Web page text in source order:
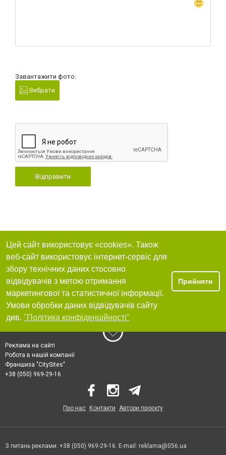
Завантажити фото:
Вибрати
Відправити
Цей сайт використовує «cookies». Також
веб-сайт використовує інтернет-сервіс для
збору технічних даних стосовно
відвідувачів з метою отримання
маркетингової та статистичної інформації.
Умови обробки даних відвідувачів сайту
див. "Політика конфіденційності"
Прийняти
Реклама на сайті
Робота в нашій компанії
Франшиза "CitySites"
+38 (050) 969-29-16
Про нас Контакти Автори проєкту
З питань реклами: +38 (050) 969-29-16. E-mail: reklama@056.ua